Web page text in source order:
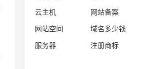
云主机
网站备案
网站空间
域名多少钱
服务器
注册商标